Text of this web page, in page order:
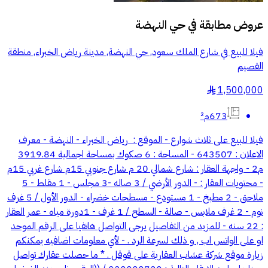
عروض مطابقة فيحي النهضة
فيلا للبيع في شارع الملك سعود, حي النهضة, مدينة رياض الخبراء, منطقة
القصيم
1,500,000
§
673م²
فيلا للبيع على ثلاث شوارع -⁠ ⁠الموقع : ⁠ رياض الخبراء - النهضة -⁠ ⁠معرف
الاعلان : 643507 -⁠ ⁠المساحة : 6 صكوك بمساحة اجمالية 3919.84
م2 -⁠ ⁠واجهة العقار : شارع شمالي 20 م شارع جنوبي 15م شارع غربي 15م
- ⁠محتويات العقار : - الدور الأرضي / 3 صاله -3 مجلس - 1 مقلط - 5
ملاحق - 2 مطبخ - 1 مستودع - مسطحات خضراء - الدور الأول / 5 غرف
نوم - 2 غرف ملابس - صالة - السطح / 1 غرف - 1دورة مياه -⁠ ⁠عمر العقار
: 22 سنه - للمزيد من التفاصيل يرجى التواصل هاتفيا على الرقم الموحد
او على الواتس اب , و ذلك لسرعة الرد . - لأي معلومات اضافيه يمكنكم
زيارة موقع شركة عشاب العقارية على قوقل . * ما حصلت عقارك تواصل